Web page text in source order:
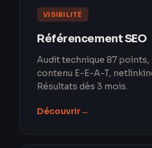
VISIBILITÉ
Référencement SEO
Audit technique 87
contenu E-E-A-T,
Résultats dès 3 mois.
Découvrir→